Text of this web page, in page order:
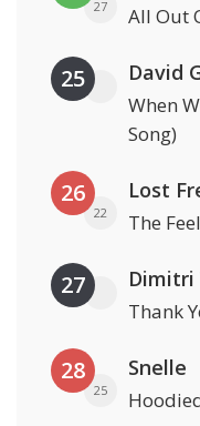
27 All Out
25 David
When
Song)
26
22
Lost
The
27
Thank
28
25
Snelle